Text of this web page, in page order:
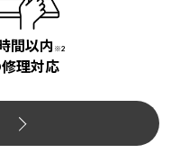
間以内 ※2
理対応